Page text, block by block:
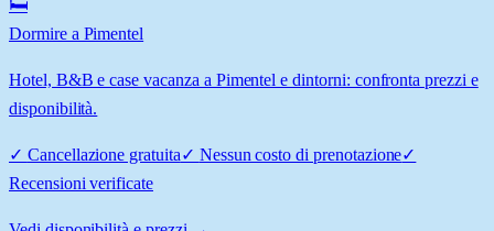
🛏️
Dormire a Pimentel
Hotel, B&B e case vacanza a Pimentel e dintorni: confronta prezzi e
disponibilità.
✓ Cancellazione gratuita✓ Nessun costo di prenotazione✓
Recensioni verificate